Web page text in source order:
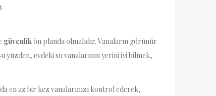
güvenlikön planda olmalıdır. Vanaların görünür
yüzden, evdeki su vanalarının yerini iyi bilmek,
en az bir kez vanalarınızı kontrol ederek,